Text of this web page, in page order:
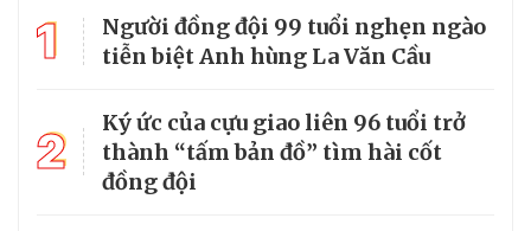
1
Người đồng đội 99 tuổi nghẹn ngào
tiễn biệt Anh hùng La Văn Cầu
2
Ký ức của cựu giao liên 96 tuổi trở
thành “tấm bản đồ” tìm hài cốt
đồng đội